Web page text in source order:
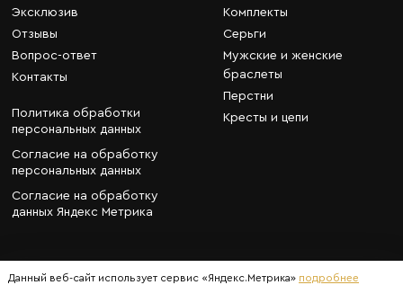
Эксклюзив
Отзывы
Вопрос-ответ
Контакты
Политика обработки
персональных данных
Согласие на обработку
персональных данных
Согласие на обработку
данных Яндекс Метрика
Комплекты
Серьги
Мужские и женские
браслеты
Перстни
Кресты и цепи
Данный веб-сайт использует сервис «Яндекс.Метрика» подробнее